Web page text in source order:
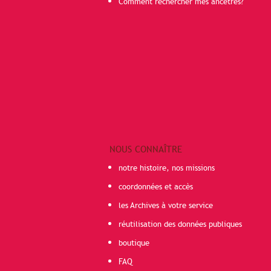
Comment rechercher mes ancêtres?
NOUS CONNAÎTRE
notre histoire, nos missions
coordonnées et accès
les Archives à votre service
réutilisation des données publiques
boutique
FAQ